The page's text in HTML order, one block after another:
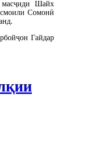
масҷиди Шайх
Сомонӣ
Гайдар